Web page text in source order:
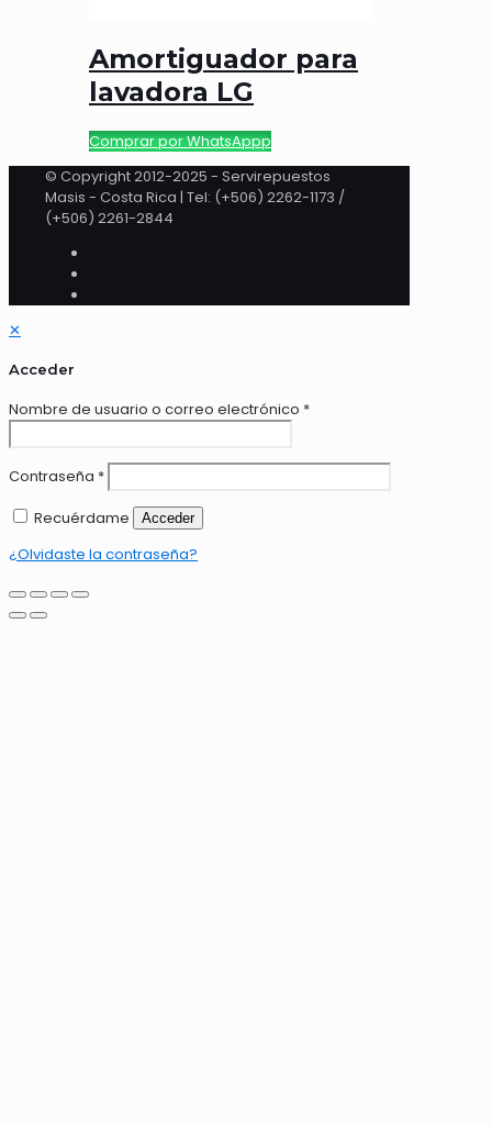
Amortiguador para
lavadora LG
Comprar por WhatsAppp
© Copyright 2012-2025 - Servirepuestos
Masis - Costa Rica | Tel: (+506) 2262-1173 /
(+506) 2261-2844
✕
Acceder
Nombre de usuario o correo electrónico *
Contraseña *
Recuérdame
Acceder
¿Olvidaste la contraseña?